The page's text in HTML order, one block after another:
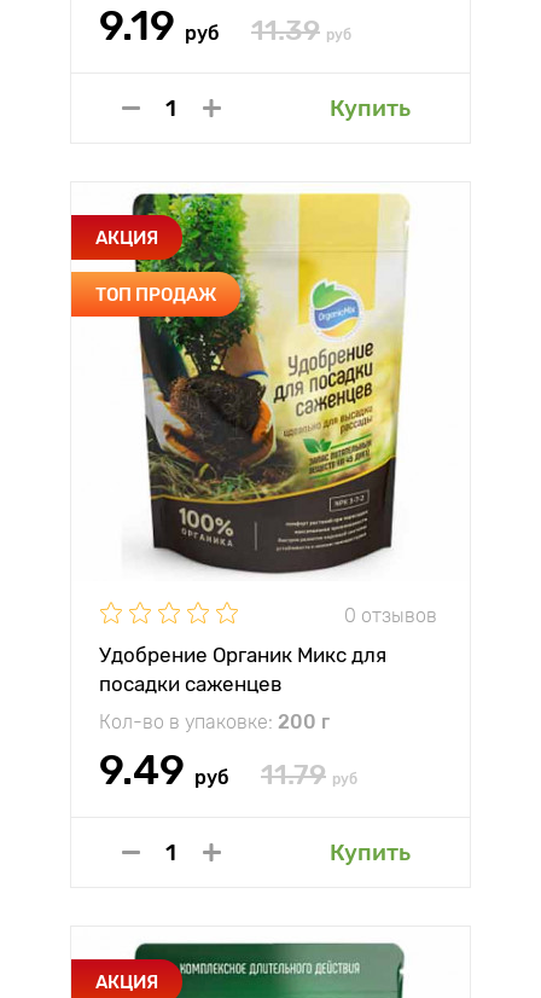
9.19 руб 11.39 руб
Купить
АКЦИЯ
ТОП ПРОДАЖ
0 отзывов
Удобрение Органик Микс для
посадки саженцев
Кол-во в упаковке: 200 г
9.49 руб 11.79 руб
Купить
АКЦИЯ